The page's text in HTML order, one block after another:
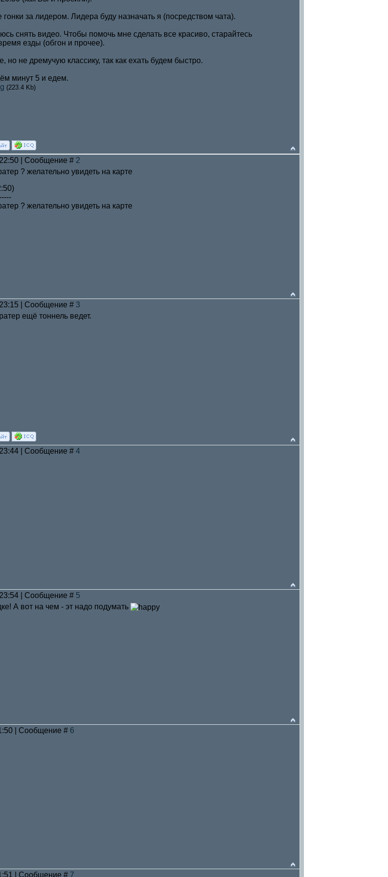
за лидером. Лидера буду назначать я (посредством чата).
снять видео. Чтобы помочь мне сделать все красиво, старайтесь
езды (обгон и прочее).
не дремучую классику, так как ехать будем быстро.
минут 5 и едем.
(223.4 Kb)
| Сообщение # 2
? желательно увидеть на карте
? желательно увидеть на карте
| Сообщение # 3
ещё тоннель ведет.
| Сообщение # 4
| Сообщение # 5
А вот на чем - эт надо подумать
| Сообщение # 6
| Сообщение # 7